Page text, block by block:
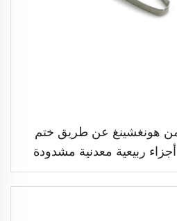
هونغشينغ عن طريق ختم
ربيعية معدنية مشدودة